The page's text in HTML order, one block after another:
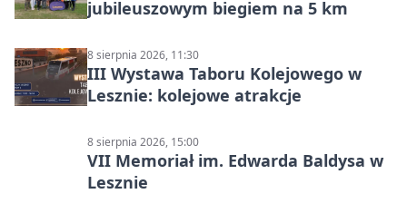
jubileuszowym biegiem na 5 km
8 sierpnia 2026, 11:30
III Wystawa Taboru Kolejowego w
Lesznie: kolejowe atrakcje
8 sierpnia 2026, 15:00
VII Memoriał im. Edwarda Baldysa w
Lesznie